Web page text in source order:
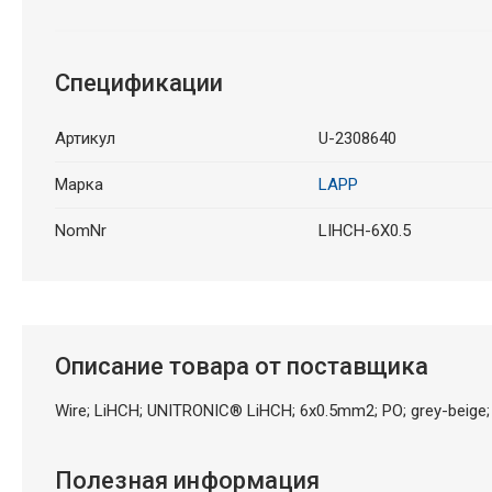
Спецификации
Артикул U-2308640
Марка LAPP
NomNr LIHCH-6X0.5
Описание товара от поставщика
Wire; LiHCH; UNITRONIC® LiHCH; 6x0.5mm2; PO; grey-
Полезная информация